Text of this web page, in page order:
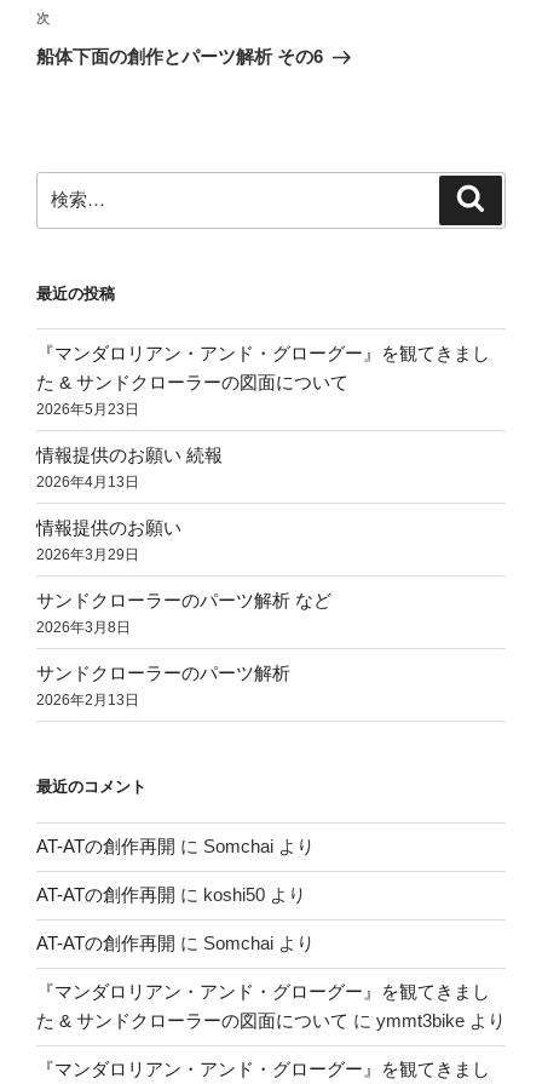
ビ
ゲ
ン
稿
次
の
次
船体下面の創作とパーツ解析 その6
索:
最近の投稿
『マンダロリアン・アンド・グローグー』を観てきまし
た & サンドクローラーの図面について
2026年5月23日
情報提供のお願い 続報
2026年4月13日
情報提供のお願い
2026年3月29日
サンドクローラーのパーツ解析 など
2026年3月8日
サンドクローラーのパーツ解析
2026年2月13日
最近のコメント
AT-ATの創作再開 に Somchai より
AT-ATの創作再開 に koshi50 より
AT-ATの創作再開 に Somchai より
『マンダロリアン・アンド・グローグー』を観てきまし
た & サンドクローラーの図面について に ymmt3bike より
『マンダロリアン・アンド・グローグー』を観てきまし